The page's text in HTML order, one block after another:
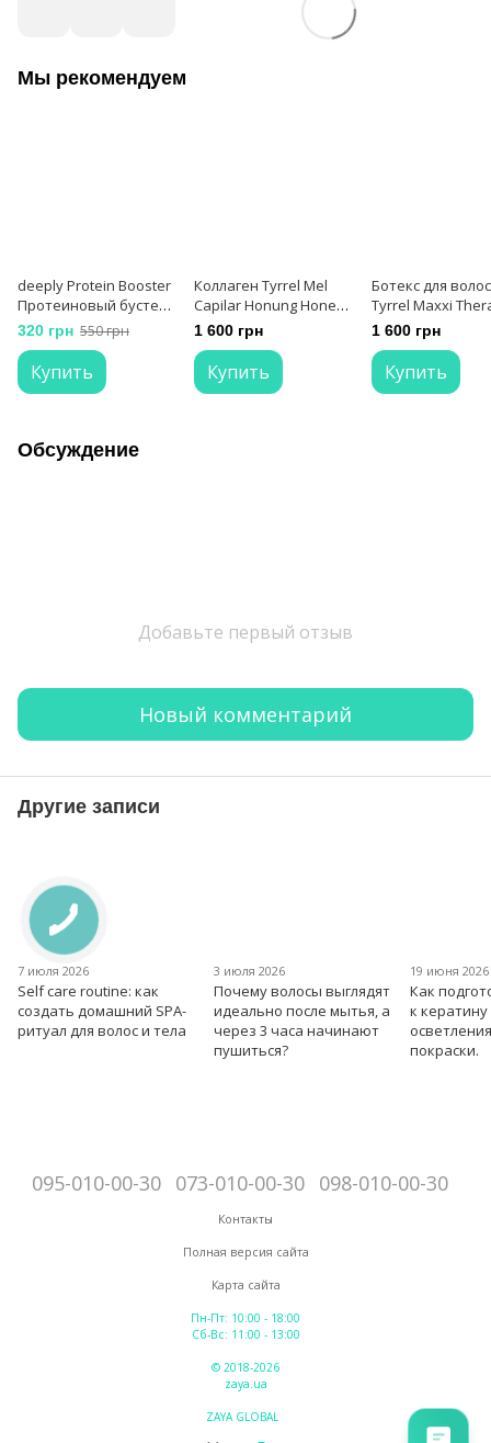
Мы рекомендуем
deeply Protein Booster
Протеиновый бустер
для реконструкции
волос
320 грн 550 грн
Купить
Коллаген Tyrrel Mel
Capilar Honung Honey,
500 мл
1 600 грн
Купить
Ботекс для волос
Tyrrel Maxxi
Moisture, 500 мл
1 600 грн
Купить
Обсуждение
Добавьте первый отзыв
Новый комментарий
Другие записи
7 июля 2026
Self care routine: как
создать домашний SPA-
ритуал для волос и тела
3 июля 2026
Почему волосы выглядят
идеально после мытья, а
через 3 часа начинают
пушиться?
19 июня 2026
Как
к
покраски.
095-010-00-30 073-010-00-30 098-010-00-30
Контакты
Полная версия сайта
Карта сайта
Пн-Пт: 10:00 - 18:00
Сб-Вс: 11:00 - 13:00
© 2018-2026
zaya.ua
ZAYA GLOBAL